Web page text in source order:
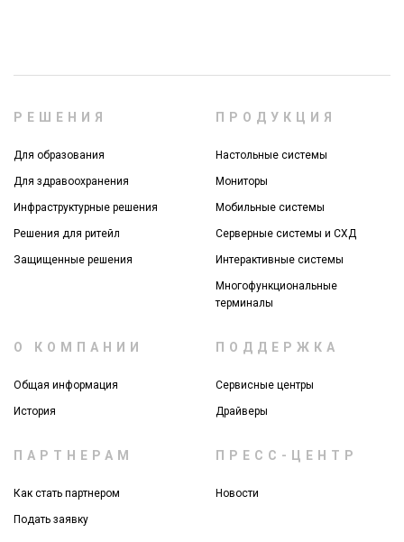
РЕШЕНИЯ
Для образования
Для здравоохранения
Инфраструктурные решения
Решения для ритейл
Защищенные решения
ПРОДУКЦИЯ
Настольные системы
Мониторы
Мобильные системы
Серверные системы и СХД
Интерактивные системы
Многофункциональные
терминалы
О КОМПАНИИ
Общая информация
История
ПОДДЕРЖКА
Сервисные центры
Драйверы
ПАРТНЕРАМ
Как стать партнером
Подать заявку
ПРЕСС-ЦЕНТР
Новости